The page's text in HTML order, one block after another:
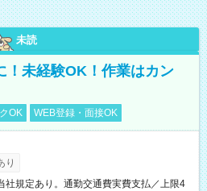
未読
！未経験OK！作業はカン
OK WEB登録・面接OK
り
社規定あり。通勤交通費実費支払／上限4